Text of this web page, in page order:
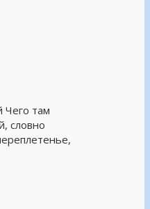
Чего там
словно